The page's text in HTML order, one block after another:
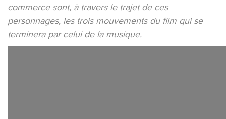
commerce sont, à travers le trajet de ces
personnages, les trois mouvements du film qui se
terminera par celui de la musique.